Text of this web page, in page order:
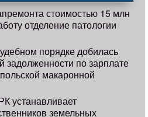
стоимостью 15 млн
отделение патологии
порядке добилась
по зарплате
макаронной
устанавливает
земельных